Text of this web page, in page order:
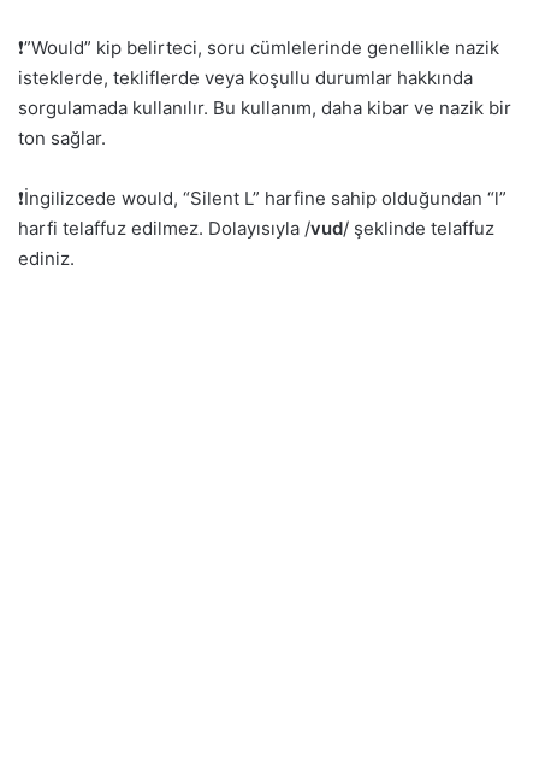
❗”Would” kip belirteci, soru cümlelerinde genellikle nazik
isteklerde, tekliflerde veya koşullu durumlar hakkında
sorgulamada kullanılır. Bu kullanım, daha kibar ve nazik bir
ton sağlar.
❗İngilizcede would, “Silent L” harfine sahip olduğundan “l”
harfi telaffuz edilmez. Dolayısıyla /vud/ şeklinde telaffuz
ediniz.